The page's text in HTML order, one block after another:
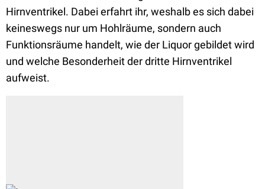
Hirnventrikel. Dabei erfahrt ihr, weshalb es sich dabei
keineswegs nur um Hohlräume, sondern auch
Funktionsräume handelt, wie der Liquor gebildet wird
und welche Besonderheit der dritte Hirnventrikel
aufweist.